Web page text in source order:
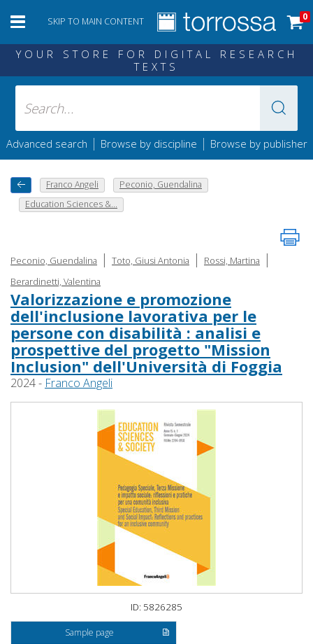
SKIP TO MAIN CONTENT 0
YOUR STORE FOR DIGITAL RESEARCH
TEXTS
Advanced search | Browse by discipline | Browse by publisher
Franco Angeli
Peconio, Guendalina
Education Sciences &...
Peconio, Guendalina | Toto, Giusi Antonia | Rossi, Martina |
Berardinetti, Valentina
Valorizzazione e promozione
dell'inclusione lavorativa per le
persone con disabilità : analisi e
prospettive del progetto "Mission
Inclusion" dell'Università di Foggia
2024 - Franco Angeli
ID: 5826285
Sample page